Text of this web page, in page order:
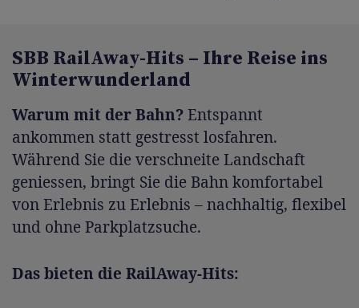
SBB RailAway-Hits – Ihre Reise ins
Winterwunderland
Warum mit der Bahn?Entspannt
ankommen statt gestresst losfahren.
Während Sie die verschneite Landschaft
geniessen, bringt Sie die Bahn komfortabel
von Erlebnis zu Erlebnis – nachhaltig, flexibel
und ohne Parkplatzsuche.
Das bieten die RailAway-Hits: